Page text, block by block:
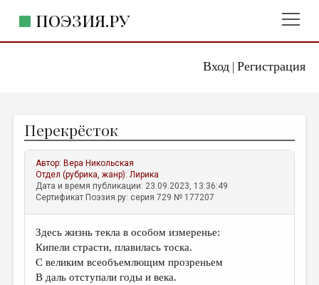
Вход| Регистрация
ПОЭЗИЯ.РУ
ЖАНРЫ
АВТОРЫ
КОММЕНТАРИИ
ЛИТСАЛОН
НОВОСТИ
ПРАВИЛА САЙТА
Перекрёсток
Автор: Вера Никольская
Отдел (рубрика, жанр):Лирика
Дата и время публикации: 23.09.2023, 13:36:49
Сертификат Поэзия.ру: серия 729 № 177207
Здесь жизнь текла в особом измеренье:
Кипели страсти, плавилась тоска.
С великим всеобъемлющим прозреньем
В даль отступали годы и века.